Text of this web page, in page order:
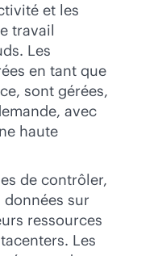
et les
travail
Les
en tant que
, sont gérées,
avec
haute
de contrôler,
sur
ressources
Les